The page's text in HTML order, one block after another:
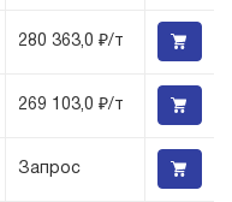
280 363,0 ₽/т
269 103,0 ₽/т
Запрос